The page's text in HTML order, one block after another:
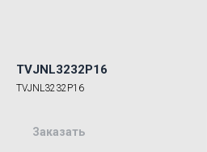
TVJNL3232P16
TVJNL3232P16
Заказать